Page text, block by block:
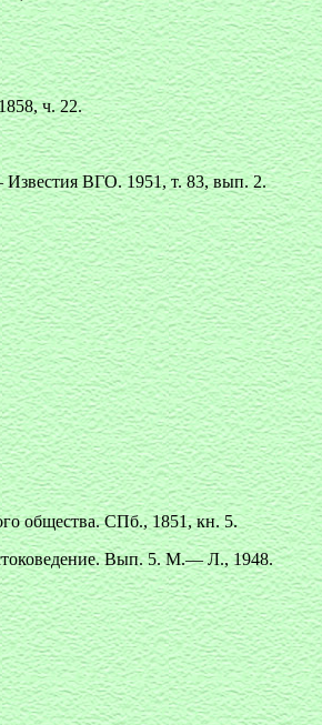
ч. 22.
Известия ВГО. 1951, т. 83, вып. 2.
общества. СПб., 1851, кн. 5.
Вып. 5. М.— Л., 1948.